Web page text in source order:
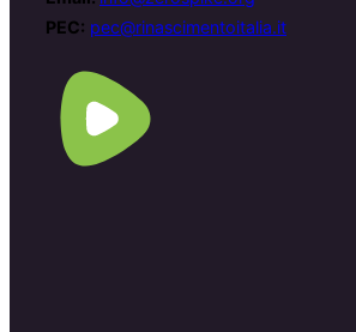
PEC: pec@rinascimentoitalia.it